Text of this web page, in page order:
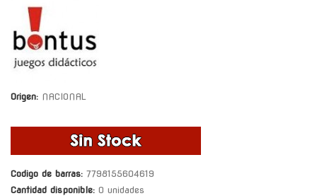
Origen: NACIONAL
Codigo de barras: 7798155604619
Cantidad disponible: 0 unidades